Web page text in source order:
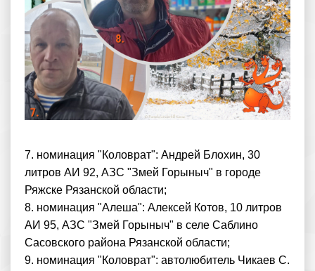
7. номинация "Коловрат": Андрей Блохин, 30
литров АИ 92, АЗС "Змей Горыныч" в городе
Ряжске Рязанской области;
8. номинация "Алеша": Алексей Котов, 10 литров
АИ 95, АЗС "Змей Горыныч" в селе Саблино
Сасовского района Рязанской области;
9. номинация "Коловрат": автолюбитель Чикаев С.